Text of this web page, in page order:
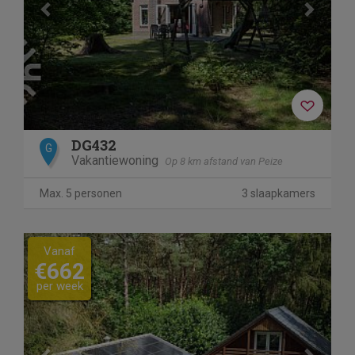
G DG432
Vakantiewoning Op 8 km afstand van Peize
Max. 5 personen 3 slaapkamers
Previous Next
Vanaf
€662
per week